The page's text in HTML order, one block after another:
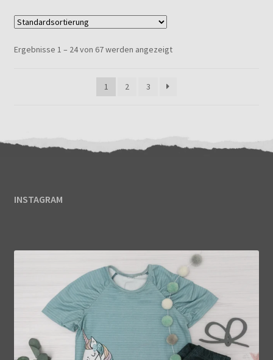
Ergebnisse 1 – 24 von 67 werden angezeigt
1 2 3
INSTAGRAM